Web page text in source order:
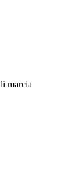
marcia